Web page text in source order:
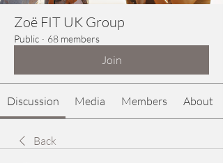
Zoë FIT UK Group
Public · 68 members
Join
Discussion Media Members About
Back